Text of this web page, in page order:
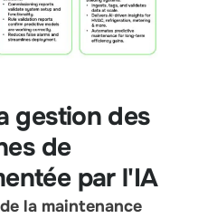
gestion des
de
par l'IA
la maintenance